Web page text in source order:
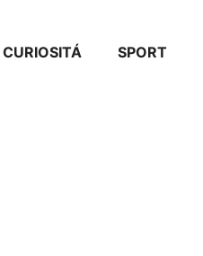
CURIOSITÁ SPORT